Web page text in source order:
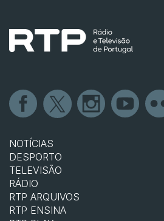
NOTÍCIAS
DESPORTO
TELEVISÃO
RÁDIO
RTP ARQUIVOS
RTP ENSINA